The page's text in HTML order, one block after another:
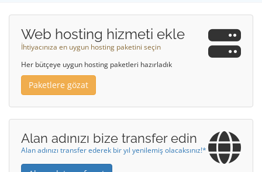
Web hosting hizmeti ekle
İhtiyacınıza en uygun hosting paketini seçin
Her bütçeye uygun hosting paketleri hazırladık
Paketlere gözat
Alan adınızı bize transfer edin
Alan adınızı transfer ederek bir yıl yenilemiş olacaksınız!*